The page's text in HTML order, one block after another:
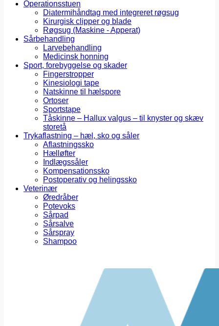
Operationsstuen
Diatermihåndtag med integreret røgsug
Kirurgisk clipper og blade
Røgsug (Maskine - Apperat)
Sårbehandling
Larvebehandling
Medicinsk honning
Sport, forebyggelse og skader
Fingerstropper
Kinesiologi tape
Natskinne til hælspore
Ortoser
Sportstape
Tåskinne – Hallux valgus – til knyster og skæv
storetå
Trykaflastning – hæl, sko og såler
Aflastningssko
Hælløfter
Indlægssåler
Kompensationssko
Postoperativ og helingssko
Veterinær
Øredråber
Potevoks
Sårpad
Sårsalve
Sårspray
Shampoo